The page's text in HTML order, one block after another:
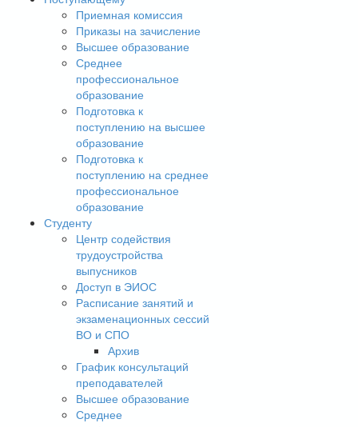
Приемная комиссия
Приказы на зачисление
Высшее образование
Среднее
профессиональное
образование
Подготовка к
поступлению на высшее
образование
Подготовка к
поступлению на среднее
профессиональное
образование
Студенту
Центр содействия
трудоустройства
выпусников
Доступ в ЭИОС
Расписание занятий и
экзаменационных сессий
ВО и СПО
Архив
График консультаций
преподавателей
Высшее образование
Среднее